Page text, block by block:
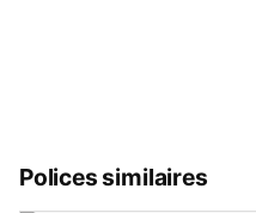
Polices similaires